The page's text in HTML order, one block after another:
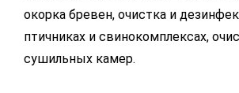
окорка бревен, очистка и
птичниках и свинокомплексах,
сушильных камер.